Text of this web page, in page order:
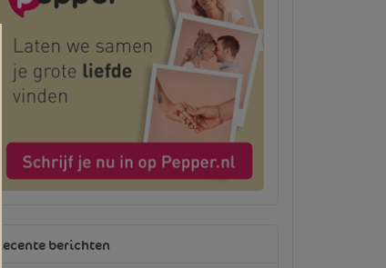
Recente berichten